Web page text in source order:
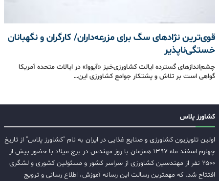
قوی‌ترین نژادهای سگ برای مزرعه‌داران/ کارگران و نگهبانان
خستگی‌ناپذیر
چشم‌اندازهای گسترده‌ ایالت کشاورزی‌خیز «آیووا» در ایالات متحده آمریکا
گواهی است بر تلاش و پشتکار جوامع کشاورزی این…
کشاورز پلاس
اولین تلویزیون کشاورزی و صنایع غذایی در ایران به نام "کشاورز پلاس" از تاریخ
چهارم اسفند ماه ۱۳۹۷ همزمان با روز مهندس در برج میلاد با حضور بیش از
۲۵۰۰ نفر از مهندسین کشاورزی از سراسر کشور و مسئولین کشوری و لشگری
افتتاح شد. که مهمترین رسالت این رسانه آموزش، اطلاع رسانی و ترویج